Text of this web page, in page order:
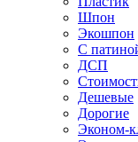
Шпон
Экошпон
С
ДСП
Дешевые
Дорогие
Эконом-